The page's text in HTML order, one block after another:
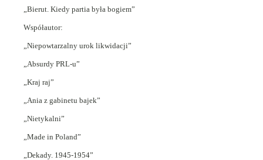
„Bierut. Kiedy partia była bogiem”
Współautor:
„Niepowtarzalny urok likwidacji”
„Absurdy PRL-u”
„Kraj raj”
„Ania z gabinetu bajek”
„Nietykalni”
„Made in Poland”
„Dekady. 1945-1954”